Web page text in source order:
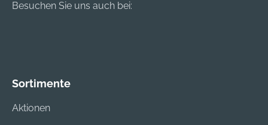
Besuchen Sie uns auch bei:
Sortimente
Aktionen